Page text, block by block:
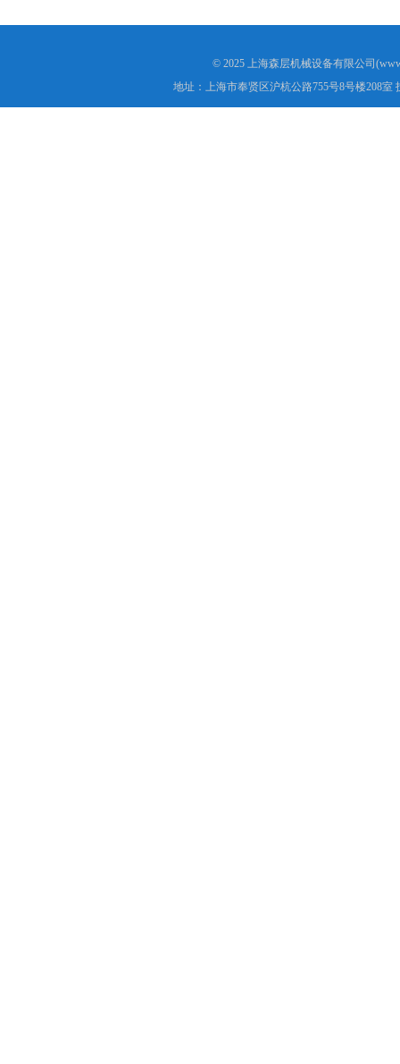
© 2025 上海森层机械设备有限公司
地址：上海市奉贤区沪杭公路755号8号楼208室